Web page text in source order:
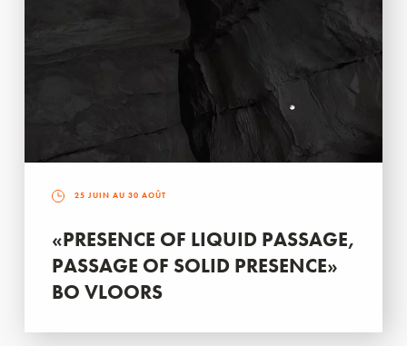
25 JUIN AU 30 AOÛT
«PRESENCE OF LIQUID PASSAGE,
PASSAGE OF SOLID PRESENCE»
BO VLOORS